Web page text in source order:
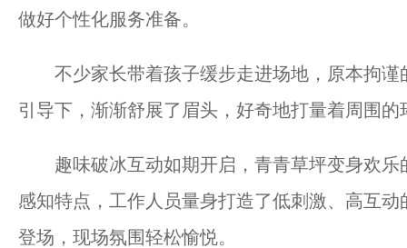
做好个性化服务准备。
不少家长带着孩子缓步走进场地，原本拘谨
引导下，渐渐舒展了眉头，好奇地打量着周围
趣味破冰互动如期开启，青青草坪变身欢乐
感知特点，工作人员量身打造了低刺激、高互
登场，现场氛围轻松愉悦。